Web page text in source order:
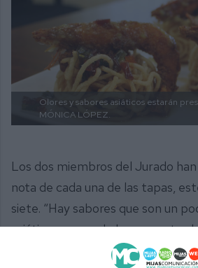
Olores y sabores asiáticos estarán
MÓNICA LÓPEZ.
Los dos miembros del Jurado
nota de cada una de las tapas,
siete. “Hay sabores que son un
asiáticos, y cuando hemos
cata el olor ya nos invitaba a